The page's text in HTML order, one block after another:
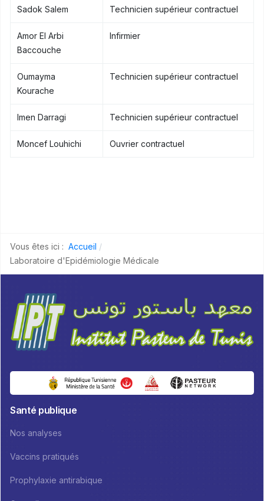
Sadok Salem Technicien supérieur contractuel
Amor El Arbi
Baccouche
Infirmier
Oumayma
Kourache
Technicien supérieur contractuel
Imen Darragi Technicien supérieur contractuel
Moncef Louhichi Ouvrier contractuel
Vous êtes ici : Accueil
Laboratoire d'Epidémiologie Médicale
Santé publique
Nos analyses
Vaccins pratiqués
Prophylaxie antirabique